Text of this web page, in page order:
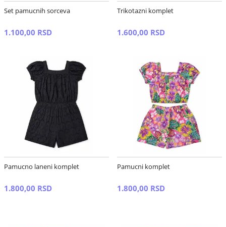
Set pamucnih sorceva
1.100,00 RSD
Trikotazni komplet
1.600,00 RSD
Pamucno laneni komplet
1.800,00 RSD
Pamucni komplet
1.800,00 RSD